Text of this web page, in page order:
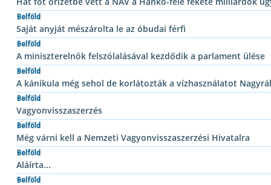
Belföld
Saját anyját mészárolta le az óbudai férfi
Belföld
A miniszterelnök felszólalásával kezdődik a parlament ülése
Belföld
A kánikula még sehol de korlátozták a vízhasználatot
Belföld
Vagyonvisszaszerzés
Belföld
Még várni kell a Nemzeti Vagyonvisszaszerzési Hivatalra
Belföld
Aláírta...
Belföld